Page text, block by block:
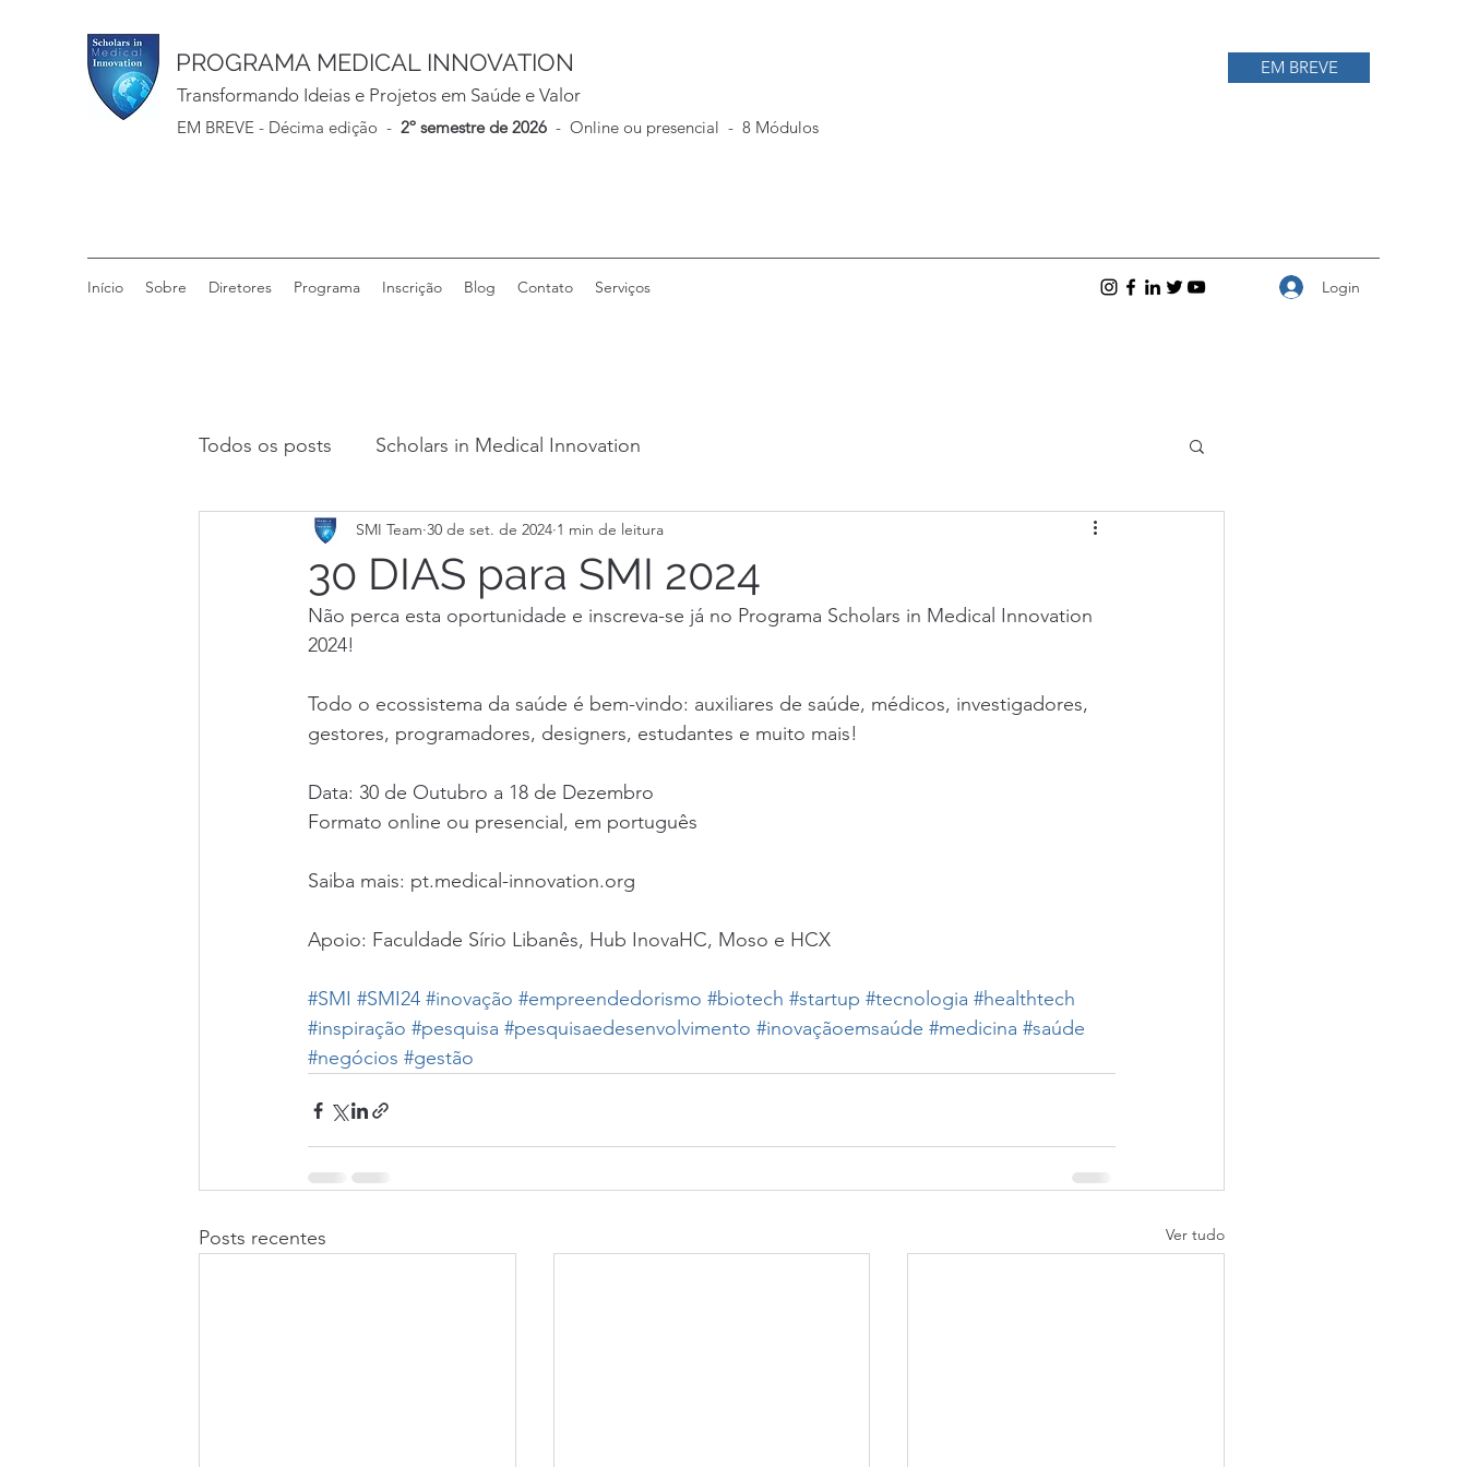
PROGRAMA MEDICAL INNOVATION
Transformando Ideias e Projetos em Saúde e Valor
EM BREVE - Décima edição - 2º semestre de 2026 - Online ou presencial - 8 Módulos
EM BREVE
Início Sobre Diretores Programa Inscrição Blog Contato Serviços Login
Todos os posts Scholars in Medical Innovation
30 DIAS para SMI 2024
SMI Team 30 de set. de 2024 1 min de leitura
Não perca esta oportunidade e inscreva-se já no Programa Scholars in Medical Innovation
2024!
Todo o ecossistema da saúde é bem-vindo: auxiliares de saúde, médicos, investigadores,
gestores, programadores, designers, estudantes e muito mais!
Data: 30 de Outubro a 18 de Dezembro
Formato online ou presencial, em português
Saiba mais: pt.medical-innovation.org
Apoio: Faculdade Sírio Libanês, Hub InovaHC, Moso e HCX
#SMI #SMI24 #inovação #empreendedorismo #biotech #startup #tecnologia #healthtech
#inspiração #pesquisa #pesquisaedesenvolvimento #inovaçãoemsaúde #medicina #saúde
#negócios #gestão
Posts recentes Ver tudo